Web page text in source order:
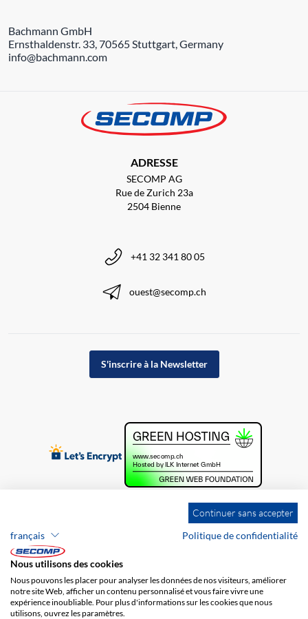
Bachmann GmbH
Ernsthaldenstr. 33, 70565 Stuttgart, Germany
info@bachmann.com
ADRESSE
SECOMP AG
Rue de Zurich 23a
2504 Bienne
+41 32 341 80 05
ouest@secomp.ch
S'inscrire à la Newsletter
Continuer sans accepter
français
Politique de confidentialité
Nous utilisons des cookies
Nous pouvons les placer pour analyser les données de nos visiteurs, améliorer
notre site Web, afficher un contenu personnalisé et vous faire vivre une
expérience inoubliable. Pour plus d'informations sur les cookies que nous
utilisons, ouvrez les paramètres.